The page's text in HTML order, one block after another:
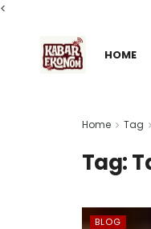
<
HOME
Home Tag
Tag:
BLOG